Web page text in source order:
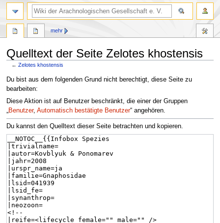
Quelltext der Seite Zelotes khostensis
←Zelotes khostensis
Zur
Navigation
springen
Zur
Suche
springen
Du bist aus dem folgenden Grund nicht berechtigt, diese Seite zu
bearbeiten:
Diese Aktion ist auf Benutzer beschränkt, die einer der Gruppen
„Benutzer, Automatisch bestätigte Benutzer“ angehören.
Du kannst den Quelltext dieser Seite betrachten und kopieren.
mehr